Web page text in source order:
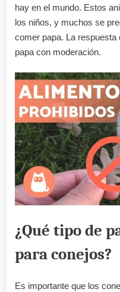
hay en el mundo. Estos
los niños, y muchos se
comer papa. La
papa con moderación.
¿Qué tipo de
para conejos?
Es importante que los